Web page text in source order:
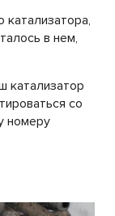
в нем,
катализатор
со
номеру